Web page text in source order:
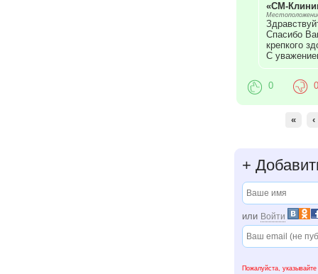
«СМ-
Спасибо
крепкого
С
0 0
« ‹
+
или Войти
Пожалуйста,